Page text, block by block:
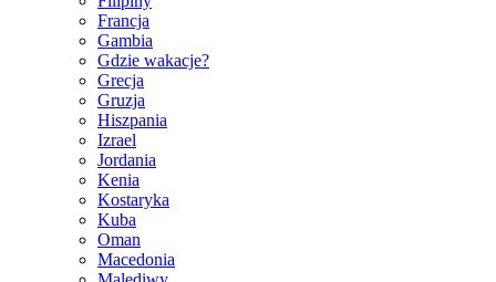
Francja
Gambia
Gdzie wakacje?
Grecja
Gruzja
Hiszpania
Izrael
Jordania
Kenia
Kostaryka
Kuba
Oman
Macedonia